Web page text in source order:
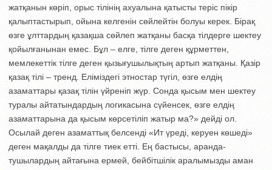
жатқанын көріп, орыс тілінің ахуалына қатысты теріс пікір
қалыптастырып, ойына келгенін сөйлейтін болуы керек. Бірақ
өзге ұлттардың қазақша сөй­леп жатқаны басқа тілдерге шектеу
қойыл­ғанынан емес. Бұл – елге, тілге деген құрметтен,
мемлекеттік тілге деген қы­зығушылықтың артып жатқаны. Қазір
қазақ тілі – тренд. Еліміздегі этнос­тар түгіл, өзге елдің
азаматтары қазақ тілін үйреніп жүр. Сонда қысым мен шектеу
туралы айтатындардың логикасына сүйенсек, өзге елдің
азаматтары­на да қысым көрсетіліп жатыр ма?» дейді ол.
Осылай деген азаматтық белсен­ді «Ит үреді, керуен көшеді»
деген мақал­ды да тілге тиек етті. Ең бастысы, аран­да­
тушылардың айтағына ермей, бейбіт­шілік аралымызды аман